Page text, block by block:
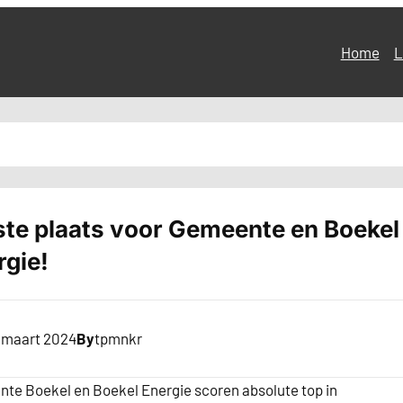
Home
plaats voor Gemeente en Boekel
2024Bytpmnkr
Boekel en Boekel Energie scoren absolute top in